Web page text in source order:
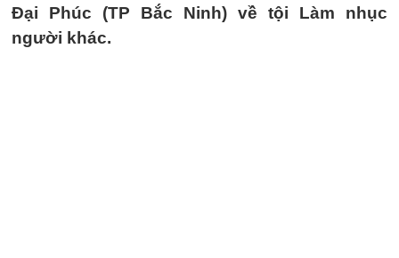
Đại Phúc (TP Bắc Ninh) về tội Làm nhục
người khác.